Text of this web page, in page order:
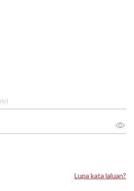
Lupa kata laluan?